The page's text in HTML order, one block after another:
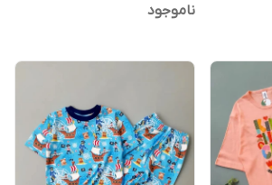
ناموجود